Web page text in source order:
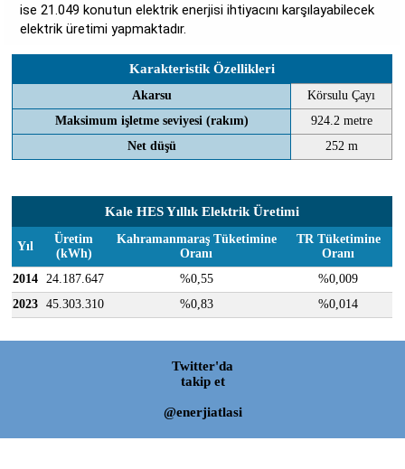
ise 21.049 konutun elektrik enerjisi ihtiyacını karşılayabilecek
elektrik üretimi yapmaktadır.
Karakteristik Özellikleri
Akarsu
Körsulu Çayı
Maksimum işletme seviyesi (rakım)
924.2 metre
Net düşü
252 m
Kale HES Yıllık Elektrik Üretimi
Yıl
Üretim
(kWh)
Kahramanmaraş Tüketimine
Oranı
TR Tüketimine
Oranı
2014
24.187.647 %0,55
%0,009
2023
45.303.310 %0,83 %0,014
Twitter'da
takip et
@enerjiatlasi